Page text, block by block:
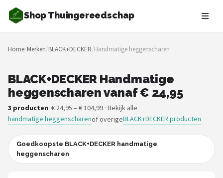
Shop Thuingereedschap
Zoeken
NAVIGATIE
Merken
Blog
Borderplanten
Home/Merken/BLACK+DECKER/Handmatige heggenscharen
BLACK+DECKER Handmatige
heggenscharen vanaf € 24,95
3 producten· € 24,95 – € 104,99 · Bekijk alle
handmatige heggenscharenof overigeBLACK+DECKER producten
Goedkoopste BLACK+DECKER handmatige
heggenscharen